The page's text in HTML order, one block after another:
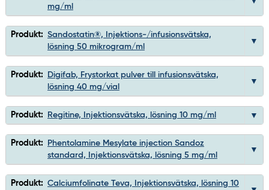
mg/ml
Produkt: Sandostatin®, Injektions-/infusionsvätska,
lösning 50 mikrogram/ml
Produkt:
Digifab, Frystorkat pulver till infusionsvätska,
lösning 40 mg/vial
Produkt: Regitine, Injektionsvätska, lösning 10 mg/ml
Produkt:
Phentolamine Mesylate injection Sandoz
standard, Injektionsvätska, lösning 5 mg/ml
Produkt: Calciumfolinate Teva, Injektionsvätska, lösning 10